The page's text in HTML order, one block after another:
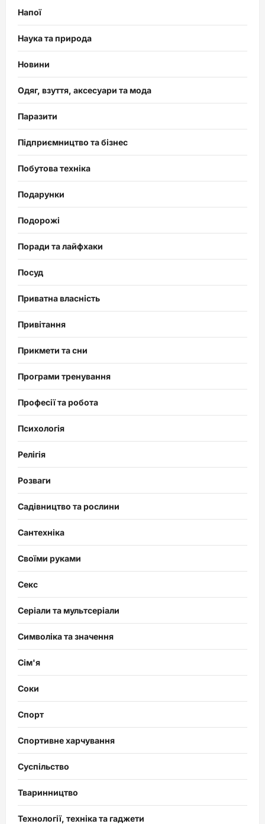
Напої
Наука та природа
Новини
Одяг, взуття, аксесуари та мода
Паразити
Підприємництво та бізнес
Побутова техніка
Подарунки
Подорожі
Поради та лайфхаки
Посуд
Приватна власність
Привітання
Прикмети та сни
Програми тренування
Професії та робота
Психологія
Релігія
Розваги
Садівництво та рослини
Сантехніка
Своїми руками
Секс
Серіали та мультсеріали
Символіка та значення
Сім'я
Соки
Спорт
Спортивне харчування
Суспільство
Тваринництво
Технології, техніка та гаджети